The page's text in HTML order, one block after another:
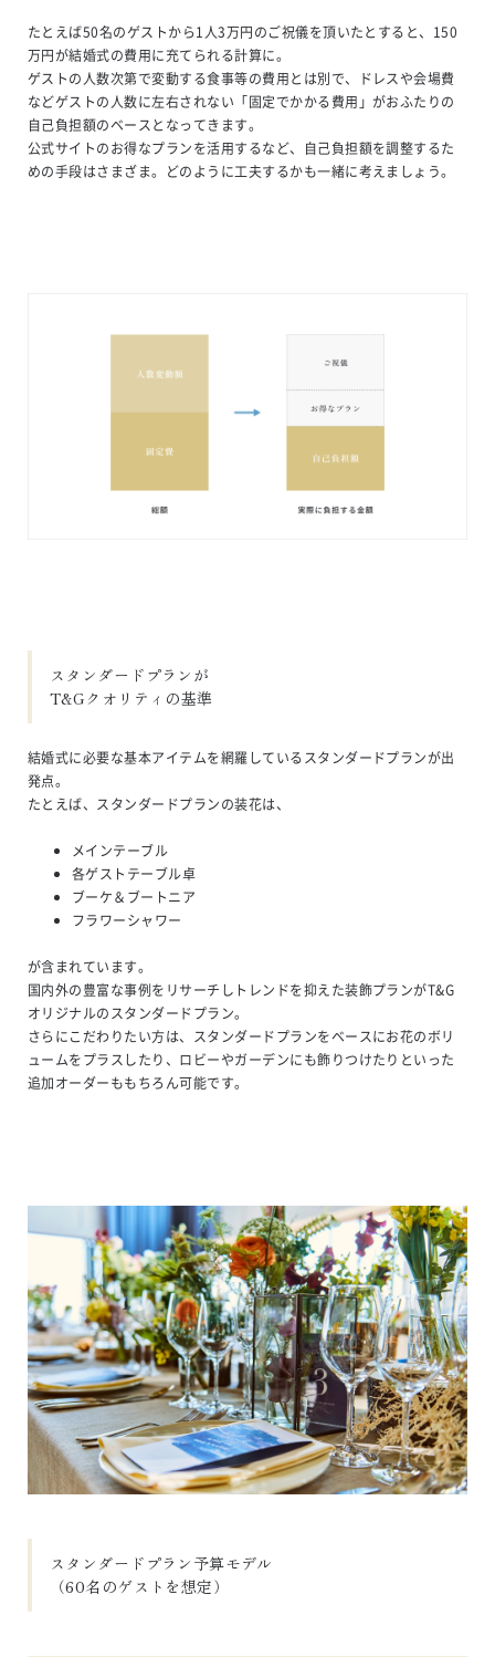
たとえば50名のゲストから1人3万円のご祝儀を頂いたとすると、150
万円が結婚式の費用に充てられる計算に。
ゲストの人数次第で変動する食事等の費用とは別で、ドレスや会場費
などゲストの人数に左右されない「固定でかかる費用」がおふたりの
自己負担額のベースとなってきます。
公式サイトのお得なプランを活用するなど、自己負担額を調整するた
めの手段はさまざま。どのように工夫するかも一緒に考えましょう。
スタンダードプランが
T&Gクオリティの基準
結婚式に必要な基本アイテムを網羅しているスタンダードプランが出
発点。
たとえば、スタンダードプランの装花は、
メインテーブル
各ゲストテーブル卓
ブーケ＆ブートニア
フラワーシャワー
が含まれています。
国内外の豊富な事例をリサーチしトレンドを抑えた装飾プランがT&G
オリジナルのスタンダードプラン。
さらにこだわりたい方は、スタンダードプランをベースにお花のボリ
ュームをプラスしたり、ロビーやガーデンにも飾りつけたりといった
追加オーダーももちろん可能です。
スタンダードプラン予算モデル
（60名のゲストを想定）